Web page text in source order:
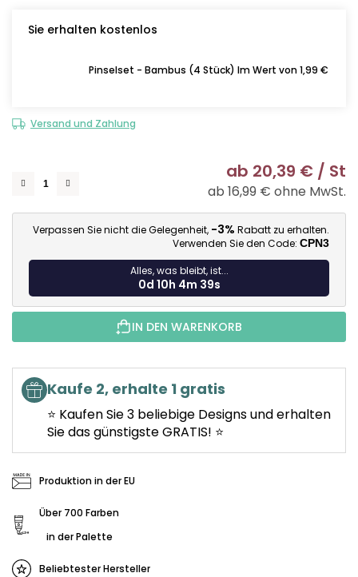
Sie erhalten kostenlos
Pinselset - Bambus (4 Stück) Im Wert von 1,99 €
Versand und Zahlung
ab 20,39 € / St
ab 16,99 € ohne MwSt.
Verpassen Sie nicht die Gelegenheit, -3% Rabatt zu erhalten.
Verwenden Sie den Code: CPN3
Alles, was bleibt, ist...
0d 10h 4m 38s
IN DEN WARENKORB
Kaufe 2, erhalte 1 gratis
⭐ Kaufen Sie 3 beliebige Designs und erhalten
Sie das günstigste GRATIS! ⭐
Produktion in der EU
Über 700 Farben
in der Palette
Beliebtester Hersteller